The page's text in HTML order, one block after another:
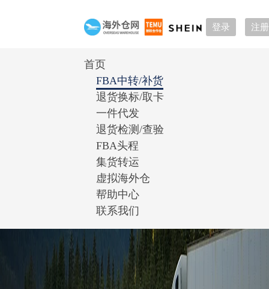
登录 注册
首页
FBA中转/补货
退货换标/取卡
一件代发
退货检测/查验
FBA头程
集货转运
虚拟海外仓
帮助中心
联系我们